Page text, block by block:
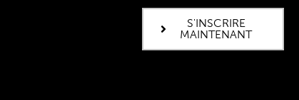
S'INSCRIRE
MAINTENANT